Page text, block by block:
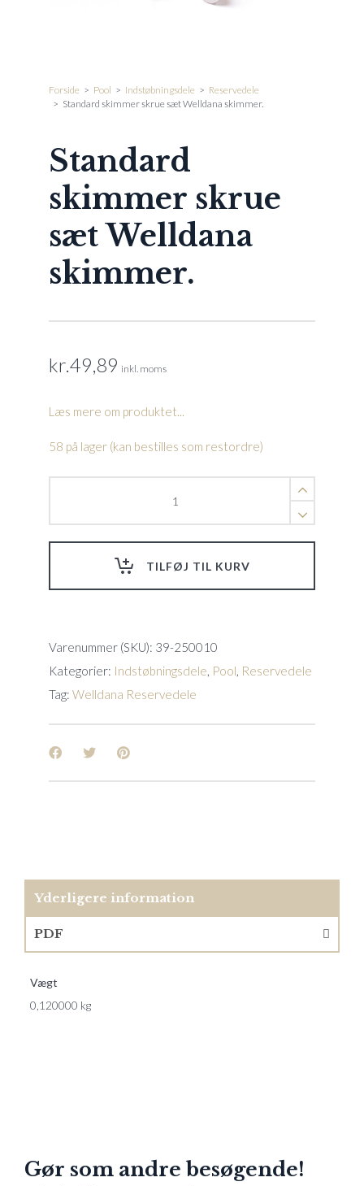
Forside > Pool > Indstøbningsdele > Reservedele
> Standard skimmer skrue sæt Welldana skimmer.
Standard
skimmer skrue
sæt Welldana
skimmer.
kr.49,89 inkl. moms
Læs mere om produktet...
58 på lager (kan bestilles som restordre)
quantity
TILFØJ TIL KURV
Varenummer (SKU): 39-250010
Kategorier: Indstøbningsdele, Pool, Reservedele
Tag: Welldana Reservedele
Yderligere information
PDF
Vægt
0,120000 kg
Gør som andre besøgende!